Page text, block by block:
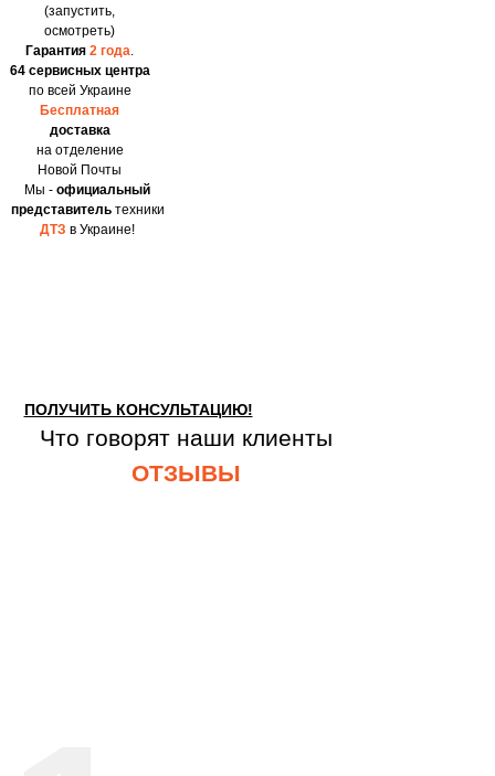
(запустить,
осмотреть)
Гарантия 2 года.
64 сервисных центра
по всей Украине
Бесплатная
доставка
на отделение
Новой Почты
Мы - официальный
представительтехники
ДТЗ в Украине!
ПОЛУЧИТЬ КОНСУЛЬТАЦИЮ!
Что говорят наши клиенты
ОТЗЫВЫ